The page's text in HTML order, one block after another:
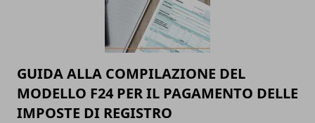
GUIDA ALLA COMPILAZIONE DEL
MODELLO F24 PER IL PAGAMENTO DELLE
IMPOSTE DI REGISTRO